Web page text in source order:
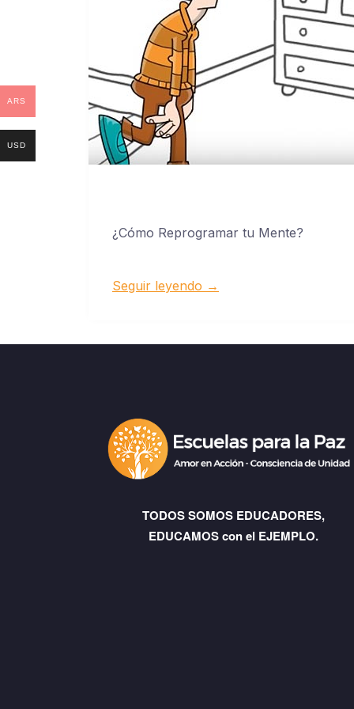
¿Cómo Reprogramar tu Mente?
Seguir leyendo →
TODOS SOMOS EDUCADORES,
EDUCAMOS con el EJEMPLO.
ARS
USD